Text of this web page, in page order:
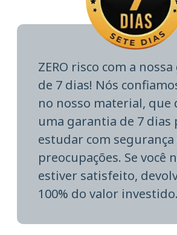
ZERO risco com a
de 7 dias! Nós
no nosso material, que
uma garantia de 7 dias
estudar com segurança
preocupações. Se você
estiver satisfeito,
100% do valor investido.